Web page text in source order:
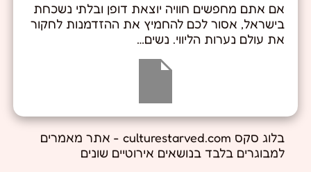
אם אתם מחפשים חוויה יוצאת דופן ובלתי נשכחת
בישראל, אסור לכם להחמיץ את ההזדמנות לחקור
את עולם נערות הליווי. נשים…
בלוג סקס culturestarved.com - אתר מאמרים
למבוגרים בלבד בנושאים אירוטיים שונים